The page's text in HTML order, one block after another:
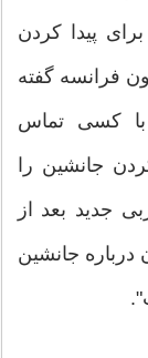
پیدا کردن
فرانسه ‏گفته
کسی تماس
جانشین را
جدید بعد از
کردن درباره جانشین